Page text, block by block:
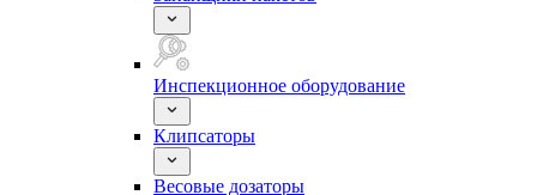
Инспекционное оборудование
Клипсаторы
Весовые дозаторы